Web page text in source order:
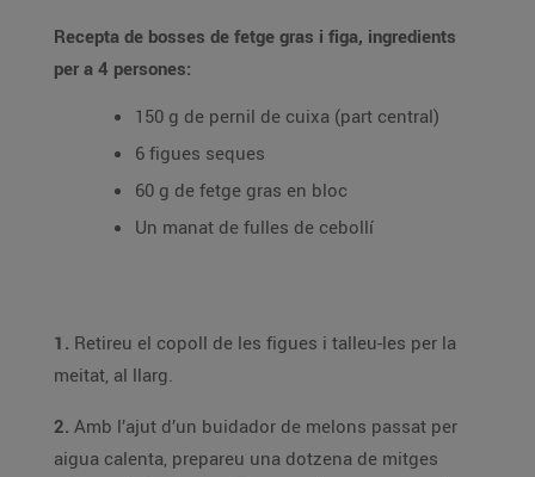
Recepta de bosses de fetge gras i figa, ingredients
per a 4 persones:
150 g de pernil de cuixa (part central)
6 figues seques
60 g de fetge gras en bloc
Un manat de fulles de cebollí
1. Retireu el copoll de les figues i talleu-les per la
meitat, al llarg.
2. Amb l’ajut d’un buidador de melons passat per
aigua calenta, prepareu una dotzena de mitges